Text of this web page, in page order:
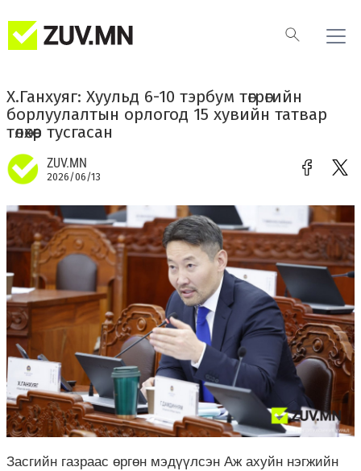
Х.Ганхуяг: Хуульд 6-10 тэрбум төгрөгийн
борлуулалтын орлогод 15 хувийн татвар
төлөхөөр тусгасан
ZUV.MN
2026/06/13
Засгийн газраас өргөн мэдүүлсэн Аж ахуйн нэгжийн